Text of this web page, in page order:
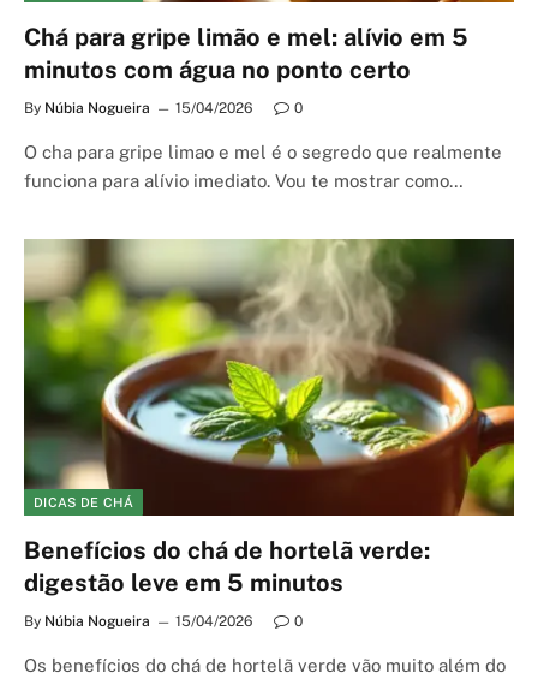
Chá para gripe limão e mel: alívio em 5
minutos com água no ponto certo
By Núbia Nogueira 15/04/2026 0
O cha para gripe limao e mel é o segredo que realmente
funciona para alívio imediato. Vou te mostrar como…
DICAS DE CHÁ
Benefícios do chá de hortelã verde:
digestão leve em 5 minutos
By Núbia Nogueira 15/04/2026 0
Os benefícios do chá de hortelã verde vão muito além do